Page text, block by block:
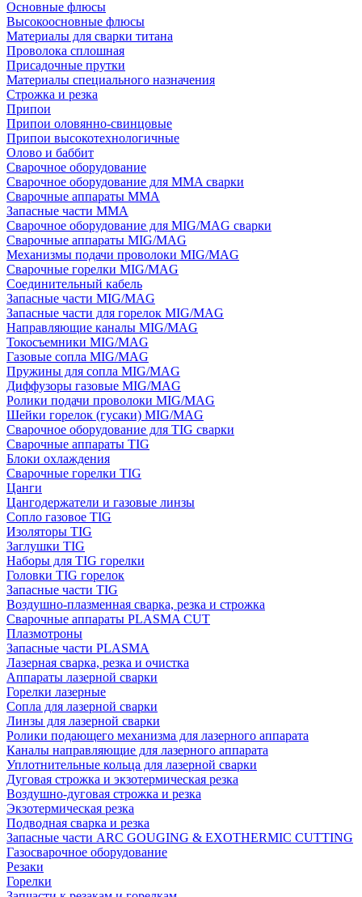
Основные флюсы
Высокоосновные флюсы
Материалы для сварки титана
Проволока сплошная
Присадочные прутки
Материалы специального назначения
Строжка и резка
Припои
Припои оловянно-свинцовые
Припои высокотехнологичные
Олово и баббит
Сварочное оборудование
Сварочное оборудование для MMA сварки
Сварочные аппараты MMA
Запасные части MMA
Сварочное оборудование для MIG/MAG сварки
Сварочные аппараты MIG/MAG
Механизмы подачи проволоки MIG/MAG
Сварочные горелки MIG/MAG
Соединительный кабель
Запасные части MIG/MAG
Запасные части для горелок MIG/MAG
Направляющие каналы MIG/MAG
Токосъемники MIG/MAG
Газовые сопла MIG/MAG
Пружины для сопла MIG/MAG
Диффузоры газовые MIG/MAG
Ролики подачи проволоки MIG/MAG
Шейки горелок (гусаки) MIG/MAG
Сварочное оборудование для TIG сварки
Сварочные аппараты TIG
Блоки охлаждения
Сварочные горелки TIG
Цанги
Цангодержатели и газовые линзы
Сопло газовое TIG
Изоляторы TIG
Заглушки TIG
Наборы для TIG горелки
Головки TIG горелок
Запасные части TIG
Воздушно-плазменная сварка, резка и строжка
Сварочные аппараты PLASMA CUT
Плазмотроны
Запасные части PLASMA
Лазерная сварка, резка и очистка
Аппараты лазерной сварки
Горелки лазерные
Сопла для лазерной сварки
Линзы для лазерной сварки
Ролики подающего механизма для лазерного аппарата
Каналы направляющие для лазерного аппарата
Уплотнительные кольца для лазерной сварки
Дуговая строжка и экзотермическая резка
Воздушно-дуговая строжка и резка
Экзотермическая резка
Подводная сварка и резка
Запасные части ARC GOUGING & EXOTHERMIC CUTTING
Газосварочное оборудование
Резаки
Горелки